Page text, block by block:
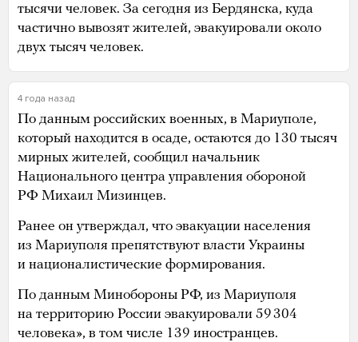
тысячи человек. За сегодня из Бердянска, куда
частично вывозят жителей, эвакуировали около
двух тысяч человек.
4 года назад
По данным российских военных, в Мариуполе,
который находится в осаде, остаются до 130 тысяч
мирных жителей, сообщил начальник
Национального центра управления обороной
РФ Михаил Мизинцев.
Ранее он утверждал, что эвакуации населения
из Мариуполя препятствуют власти Украины
и националистические формирования.
По данным Минобороны РФ, из Мариуполя
на территорию России эвакуировали 59 304
человека», в том числе 139 иностранцев.